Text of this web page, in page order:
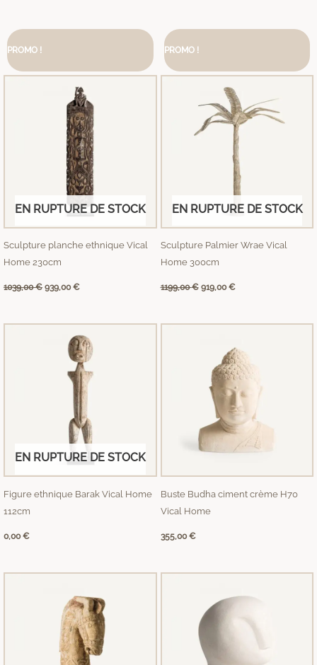
PROMO !
EN RUPTURE DE STOCK
Sculpture planche ethnique Vical
Home 230cm
1039,00€
Le
1039,00 €.
939,00€
Le
939,00 €.
PROMO !
EN RUPTURE DE STOCK
Sculpture Palmier Wrae Vical
Home 300cm
1199,00€
Le
1199,00 €.
919,00€
Le
919,00 €.
EN RUPTURE DE STOCK
Figure ethnique Barak Vical Home
112cm
0,00€
Buste Budha ciment crème H70
Vical Home
355,00€